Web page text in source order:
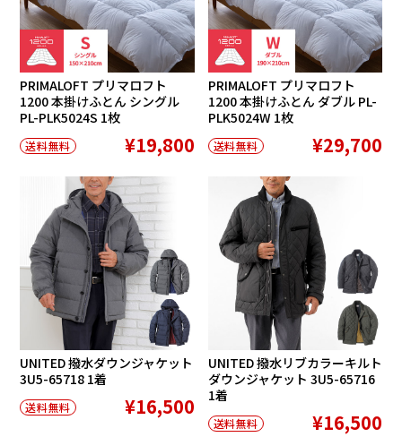
PRIMALOFT プリマロフト
1200 本掛けふとん シングル
PL-PLK5024S 1枚
送料無料 ¥19,800
PRIMALOFT プリマロフト
1200 本掛けふとん ダブル PL-
PLK5024W 1枚
送料無料 ¥29,700
UNITED 撥水ダウンジャケット
3U5-65718 1着
送料無料 ¥16,500
UNITED 撥水リブカラーキルト
ダウンジャケット 3U5-65716
1着
送料無料 ¥16,500